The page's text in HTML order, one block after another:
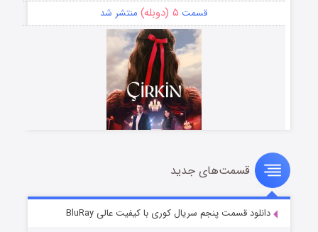
قسمت ۵ (دوبله) منتشر شد
سریال زشت
قسمت۲ (زیرنویس) منتشر شد
قسمت‌های جدید
دانلود قسمت پنجم سریال کوری با کیفیت عالی BluRay